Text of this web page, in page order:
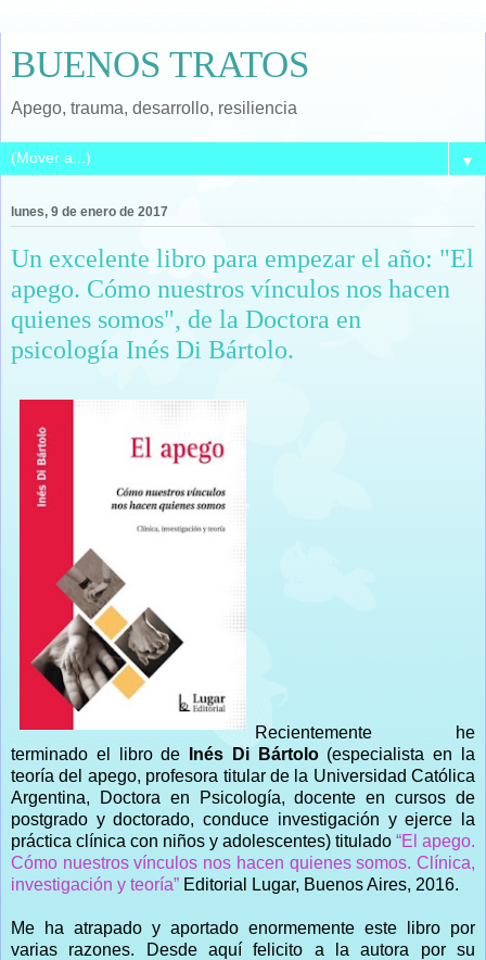
BUENOS TRATOS
Apego, trauma, desarrollo, resiliencia
▼
lunes, 9 de enero de 2017
Un excelente libro para empezar el año: "El
apego. Cómo nuestros vínculos nos hacen
quienes somos", de la Doctora en
psicología Inés Di Bártolo.
Recientemente he
terminado el libro de
Inés Di Bártolo(especialista en la
teoría del apego, profesora titular de la Universidad Católica
Argentina, Doctora en Psicología, docente en cursos de
postgrado y doctorado, conduce investigación y ejerce la
práctica clínica con niños y adolescentes) titulado “El apego.
Cómo nuestros vínculos nos hacen quienes somos. Clínica,
investigación y teoría” Editorial Lugar, Buenos Aires, 2016.
Me ha atrapado y aportado enormemente este libro por
varias razones. Desde aquí felicito a la autora por su